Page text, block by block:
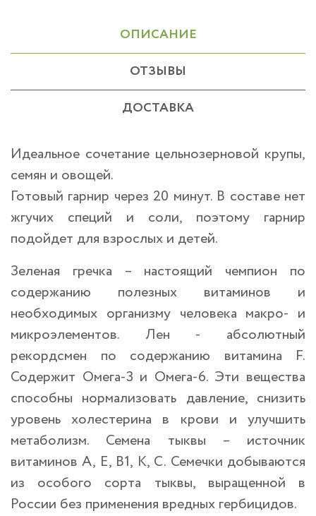
ОПИСАНИЕ
ОТЗЫВЫ
ДОСТАВКА
Идеальное сочетание цельнозерновой крупы,
семян и овощей.
Готовый гарнир через 20 минут. В составе нет
жгучих специй и соли, поэтому гарнир
подойдет для взрослых и детей.
Зеленая гречка – настоящий чемпион по
содержанию полезных витаминов и
необходимых организму человека макро- и
микроэлементов. Лен - абсолютный
рекордсмен по содержанию витамина F.
Содержит Омега-3 и Омега-6. Эти вещества
способны нормализовать давление, снизить
уровень холестерина в крови и улучшить
метаболизм. Семена тыквы – источник
витаминов А, Е, В1, К, С. Семечки добываются
из особого сорта тыквы, выращенной в
России без применения вредных гербицидов.